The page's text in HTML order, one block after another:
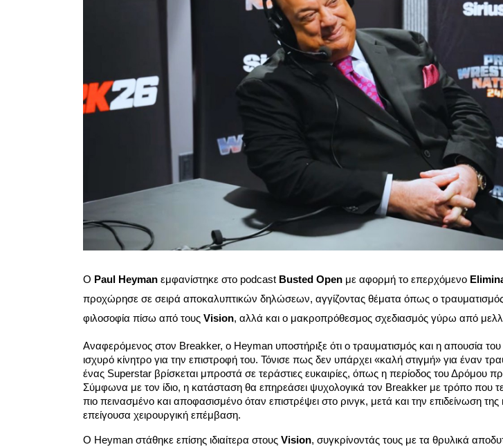
Ο Paul Heymanεμφανίστηκε στο podcast Busted Openμε αφορμή το επερχόμενο
προχώρησε σε σειρά αποκαλυπτικών δηλώσεων, αγγίζοντας θέματα όπως ο
φιλοσοφία πίσω από τους Vision, αλλά και ο μακροπρόθεσμος σχεδιασμός γύρω από
Αναφερόμενος στον Breakker, ο Heyman υποστήριξε ότι ο τραυματισμός και η απουσία
ισχυρό κίνητρο για την επιστροφή του. Τόνισε πως δεν υπάρχει «καλή στιγμή» για έναν
ένας Superstar βρίσκεται μπροστά σε τεράστιες ευκαιρίες, όπως η περίοδος του Δρόμου
Σύμφωνα με τον ίδιο, η κατάσταση θα επηρεάσει ψυχολογικά τον Breakker με τρόπο που
πιο πεινασμένο και αποφασισμένο όταν επιστρέψει στο ρινγκ, μετά και την επιδείνωση
επείγουσα χειρουργική επέμβαση.
Ο Heyman στάθηκε επίσης ιδιαίτερα στουςVision, συγκρίνοντάς τους με τα θρυλικά